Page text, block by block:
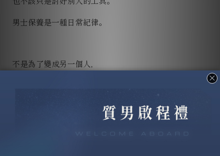
男士保養是一種日常紀律。
不是為了變成另一個人，
做好保濕，不是麻煩，是穩定。
管理油光與疲態，不是愛漂亮，是不讓自己失控。
每天多做一步，不是多餘，是對自己的標準。